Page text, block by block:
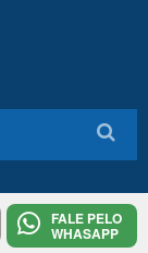
FALE PELO
WHASAPP